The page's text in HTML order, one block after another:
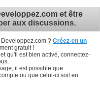
et être
aux discussions.
? Créez-en un
gratuit !
qu'il est bien activé, connectez-
il est possible que
ou que celui-ci soit en